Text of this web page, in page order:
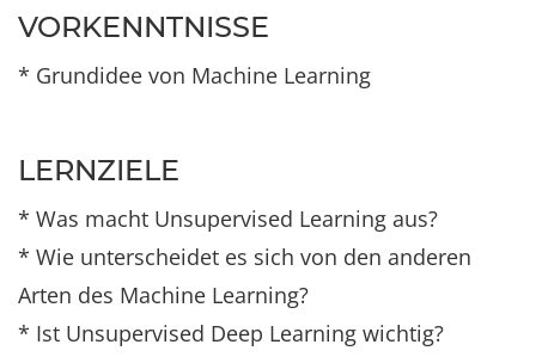
VORKENNTNISSE
* Grundidee von Machine Learning
LERNZIELE
* Was macht Unsupervised Learning aus?
* Wie unterscheidet es sich von den anderen
Arten des Machine Learning?
* Ist Unsupervised Deep Learning wichtig?